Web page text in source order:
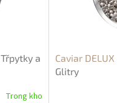
Třpytky a
Trong kho
Caviar
Glitry